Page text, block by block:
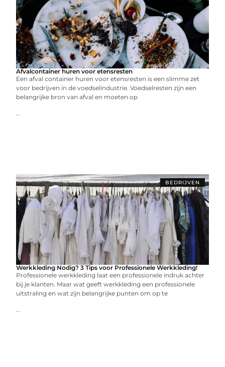
Afvalcontainer huren voor etensresten
Een afval container huren voor etensresten is een slimme zet
voor bedrijven in de voedselindustrie. Voedselresten zijn een
belangrijke bron van afval en moeten op
...
BEDRIJVEN
Werkkleding Nodig? 3 Tips voor Professionele Werkkleding!
Professionele werkkleding laat een professionele indruk achter
bij je klanten. Maar wat geeft werkkleding een professionele
uitstraling en wat zijn belangrijke punten om op te
...